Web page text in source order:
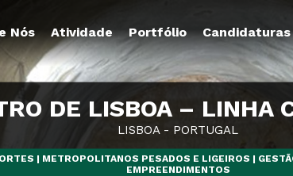
Nós Atividade Portfólio Candidaturas
DE LISBOA – LINHA
LISBOA - PORTUGAL
| METROPOLITANOS PESADOS E LIGEIROS |
EMPREENDIMENTOS